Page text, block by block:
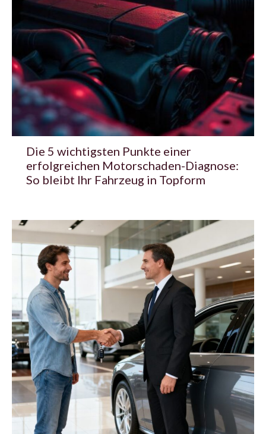
Die 5 wichtigsten Punkte einer
erfolgreichen Motorschaden-Diagnose:
So bleibt Ihr Fahrzeug in Topform